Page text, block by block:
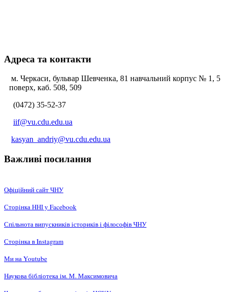
Адреса та контакти
м. Черкаси, бульвар Шевченка, 81 навчальний корпус № 1, 5
поверх, каб. 508, 509
(0472) 35-52-37
iif@vu.cdu.edu.ua
kasyan_andriy@vu.cdu.edu.ua
Важливі посилання
Офіційний сайт ЧНУ
Сторінка ННІ у Facebook
Спільнота випускників істориків і філософів ЧНУ
Сторінка в Instagram
Ми на Youtube
Наукова бібліотека ім. М. Максимовича